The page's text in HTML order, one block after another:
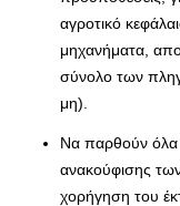
αγροτικό
μηχανήματα,
σύνολο των
μη).
Να παρθούν όλα
ανακούφισης
χορήγηση του